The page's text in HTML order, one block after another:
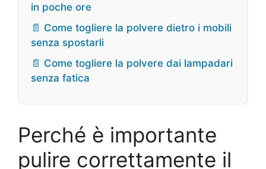
in poche ore
📄 Come togliere la polvere dietro i mobili
senza spostarli
📄 Come togliere la polvere dai lampadari
senza fatica
Perché è importante
pulire correttamente il